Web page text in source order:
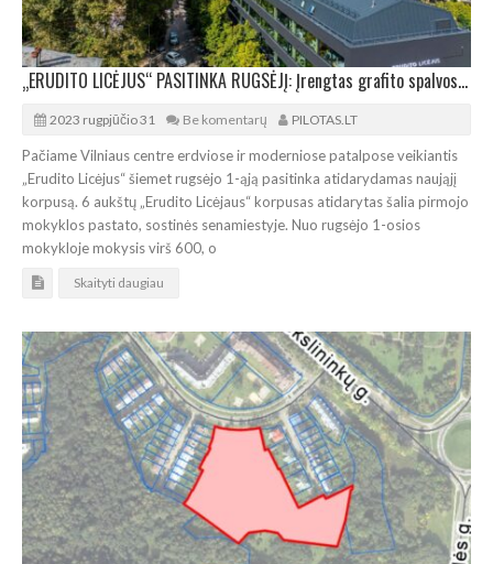
„ERUDITO LICĖJUS“ PASITINKA RUGSĖJĮ: Įrengtas grafito spalvos mokyklos korpusas
2023 rugpjūčio 31 Be komentarų PILOTAS.LT
Pačiame Vilniaus centre erdviose ir moderniose patalpose veikiantis
„Erudito Licėjus“ šiemet rugsėjo 1-ąją pasitinka atidarydamas naująjį
korpusą. 6 aukštų „Erudito Licėjaus“ korpusas atidarytas šalia pirmojo
mokyklos pastato, sostinės senamiestyje. Nuo rugsėjo 1-osios
mokykloje mokysis virš 600, o
Skaityti daugiau